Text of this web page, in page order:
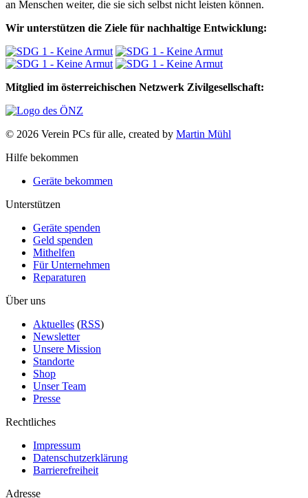
an Menschen weiter, die sie sich selbst nicht leisten können.
Wir unterstützen die Ziele für nachhaltige Entwicklung:
Mitglied im österreichischen Netzwerk Zivilgesellschaft:
© 2026 Verein PCs für alle, created by Martin Mühl
Hilfe bekommen
Geräte bekommen
Unterstützen
Geräte spenden
Geld spenden
Mithelfen
Für Unternehmen
Reparaturen
Über uns
Aktuelles (RSS)
Newsletter
Unsere Mission
Standorte
Shop
Unser Team
Presse
Rechtliches
Impressum
Datenschutzerklärung
Barrierefreiheit
Adresse